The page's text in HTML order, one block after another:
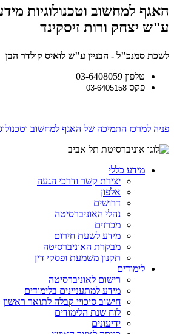
האגף למחשוב וטכנולוגיות
ע"ש יצחק ורות זיסקינד
לשכת סמנכ"ל - הבניין ע"ש לואיס קולדר הבן
טלפון 03-6408059
פקס 03-6405158
פניה למרכז התמיכה של האגף למחשוב
מידע כללי
יצירת קשר ודרכי הגעה
אלפון
דרושים
נהלי האוניברסיטה
מכרזים
מידע לשעת חירום
מבקרת האוניברסיטה
תקנון משמעת ופסקי דין
לימודים
רישום לאוניברסיטה
מידע למתעניינים בלימודים
חישוב סיכויי קבלה לתואר ראשון
לוח שנת הלימודים
ידיעונים